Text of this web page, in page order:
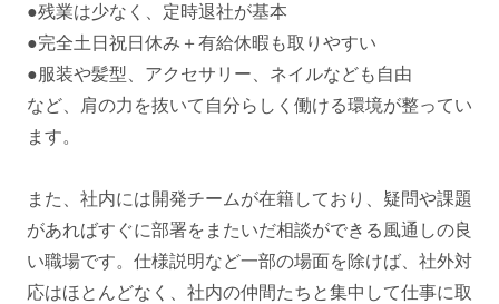
●残業は少なく、定時退社が基本
●完全土日祝日休み＋有給休暇も取りやすい
●服装や髪型、アクセサリー、ネイルなども自由
など、肩の力を抜いて自分らしく働ける環境が整ってい
ます。
また、社内には開発チームが在籍しており、疑問や課題
があればすぐに部署をまたいだ相談ができる風通しの良
い職場です。仕様説明など一部の場面を除けば、社外対
応はほとんどなく、社内の仲間たちと集中して仕事に取